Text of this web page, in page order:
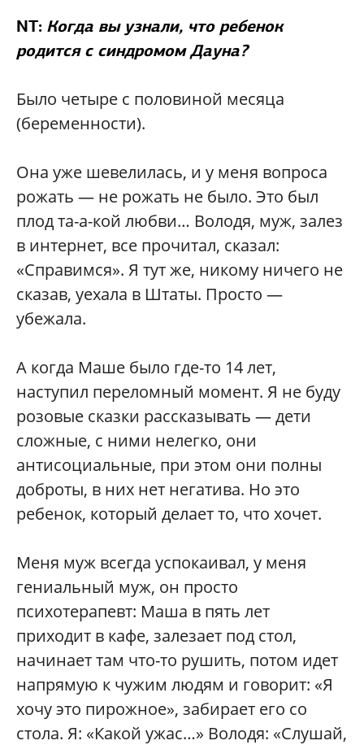
NT: Когда вы узнали, что ребенок
родится с синдромом Дауна?
Было четыре с половиной месяца
(беременности).
Она уже шевелилась, и у меня вопроса
рожать — не рожать не было. Это был
плод та-а-кой любви… Володя, муж, залез
в интернет, все прочитал, сказал:
«Справимся». Я тут же, никому ничего не
сказав, уехала в Штаты. Просто —
убежала.
А когда Маше было где-то 14 лет,
наступил переломный момент. Я не буду
розовые сказки рассказывать — дети
сложные, с ними нелегко, они
антисоциальные, при этом они полны
доброты, в них нет негатива. Но это
ребенок, который делает то, что хочет.
Меня муж всегда успокаивал, у меня
гениальный муж, он просто
психотерапевт: Маша в пять лет
приходит в кафе, залезает под стол,
начинает там что-то рушить, потом идет
напрямую к чужим людям и говорит: «Я
хочу это пирожное», забирает его со
стола. Я: «Какой ужас…» Володя: «Слушай,